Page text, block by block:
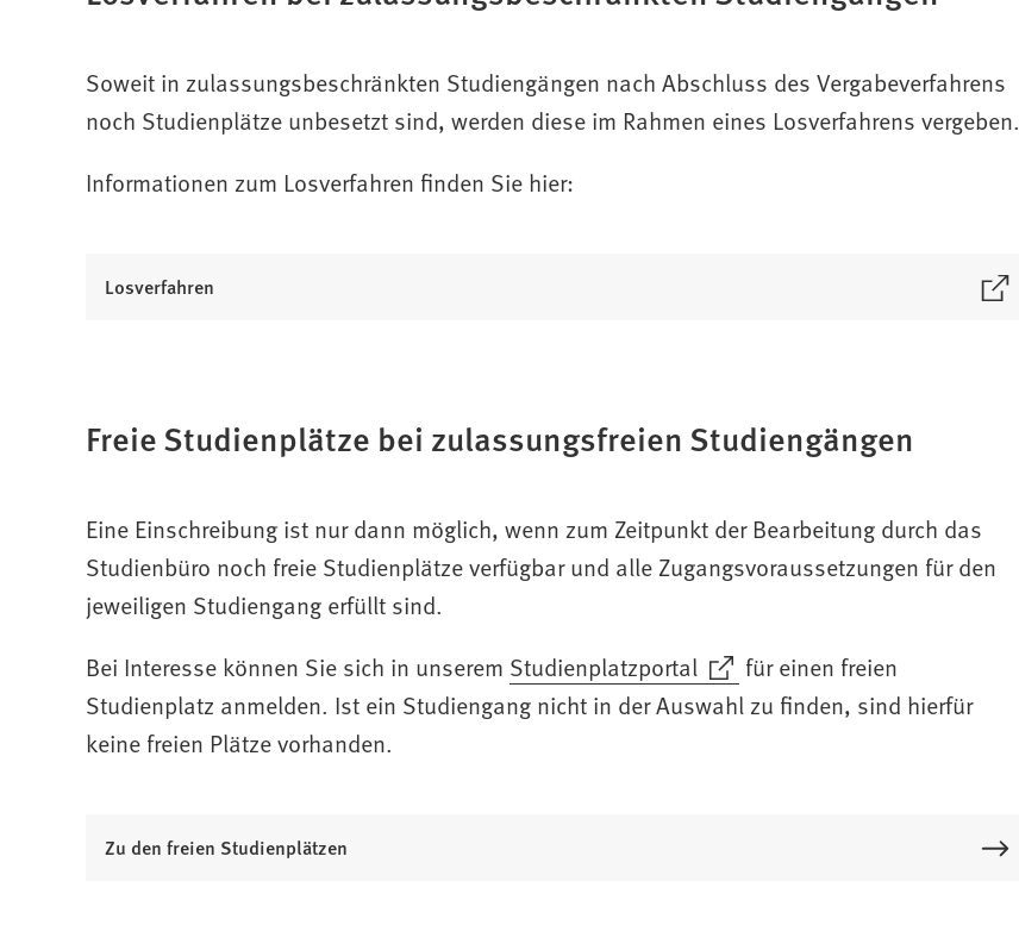
Soweit in zulassungsbeschränkten Studiengängen nach Abschluss des Vergabeverfahrens
noch Studienplätze unbesetzt sind, werden diese im Rahmen eines Losverfahrens vergeben.
Informationen zum Losverfahren finden Sie hier:
Losverfahren
e
t
n
e
i
n
m
e
u
Freie Studienplätze bei zulassungsfreien Studiengängen
Eine Einschreibung ist nur dann möglich, wenn zum Zeitpunkt der Bearbeitung durch das
Studienbüro noch freie Studienplätze verfügbar und alle Zugangsvoraussetzungen für den
jeweiligen Studiengang erfüllt sind.
Bei Interesse können Sie sich in unserem Studienplatzportal
(Öffnet
in
einem
für einen freien
Studienplatz anmelden. Ist ein Studiengang nicht in der Auswahl zu finden, sind hierfür
keine freien Plätze vorhanden.
Zu den freien Studienplätzen